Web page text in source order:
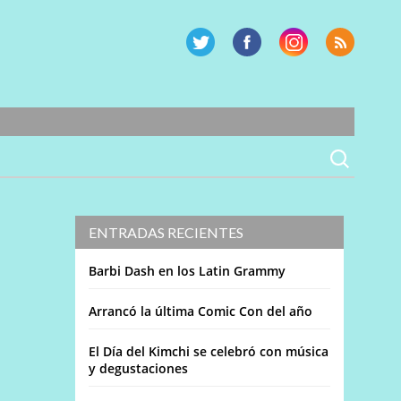
ENTRADAS RECIENTES
Barbi Dash en los Latin Grammy
Arrancó la última Comic Con del año
El Día del Kimchi se celebró con música
y degustaciones